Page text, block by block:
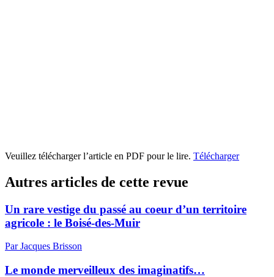
Veuillez télécharger l’article en PDF pour le lire. Télécharger
Autres articles de cette revue
Un rare vestige du passé au coeur d’un territoire
agricole : le Boisé-des-Muir
Par Jacques Brisson
Le monde merveilleux des imaginatifs…